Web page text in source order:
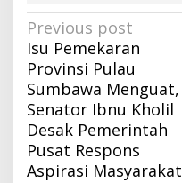
Post
navigation
Previous post
Isu Pemekaran
Provinsi Pulau
Sumbawa Menguat,
Senator Ibnu Kholil
Desak Pemerintah
Pusat Respons
Aspirasi Masyarakat